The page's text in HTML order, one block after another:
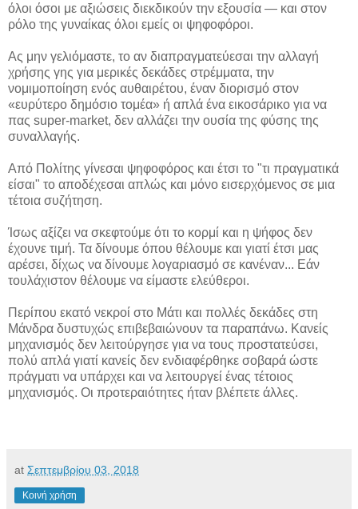
όλοι όσοι με αξιώσεις διεκδικούν την εξουσία — και στον
ρόλο της γυναίκας όλοι εμείς οι ψηφοφόροι.
Ας μην γελιόμαστε, το αν διαπραγματεύεσαι την αλλαγή
χρήσης γης για μερικές δεκάδες στρέμματα, την
νομιμοποίηση ενός αυθαιρέτου, έναν διορισμό στον
«ευρύτερο δημόσιο τομέα» ή απλά ένα εικοσάρικο για να
πας super-market, δεν αλλάζει την ουσία της φύσης της
συναλλαγής.
Από Πολίτης γίνεσαι ψηφοφόρος και έτσι το "τι πραγματικά
είσαι" το αποδέχεσαι απλώς και μόνο εισερχόμενος σε μια
τέτοια συζήτηση.
Ίσως αξίζει να σκεφτούμε ότι το κορμί και η ψήφος δεν
έχουνε τιμή. Τα δίνουμε όπου θέλουμε και γιατί έτσι μας
αρέσει, δίχως να δίνουμε λογαριασμό σε κανέναν... Εάν
τουλάχιστον θέλουμε να είμαστε ελεύθεροι.
Περίπου εκατό νεκροί στο Μάτι και πολλές δεκάδες στη
Μάνδρα δυστυχώς επιβεβαιώνουν τα παραπάνω. Κανείς
μηχανισμός δεν λειτούργησε για να τους προστατεύσει,
πολύ απλά γιατί κανείς δεν ενδιαφέρθηκε σοβαρά ώστε
πράγματι να υπάρχει και να λειτουργεί ένας τέτοιος
μηχανισμός. Οι προτεραιότητες ήταν βλέπετε άλλες.
at Σεπτεμβρίου 03, 2018
Κοινή χρήση